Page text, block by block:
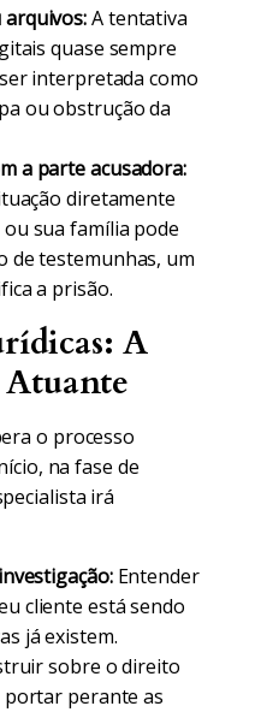
A tentativa
quase sempre
interpretada como
ou obstrução da
a parte acusadora:
diretamente
sua família pode
de testemunhas, um
a prisão.
A
o processo
na fase de
irá
Entender
cliente está sendo
já existem.
sobre o direito
portar perante as